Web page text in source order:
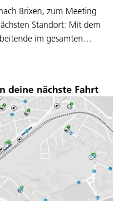
Brixen, zum Meeting
Standort: Mit dem
im gesamten…
deine nächste Fahrt